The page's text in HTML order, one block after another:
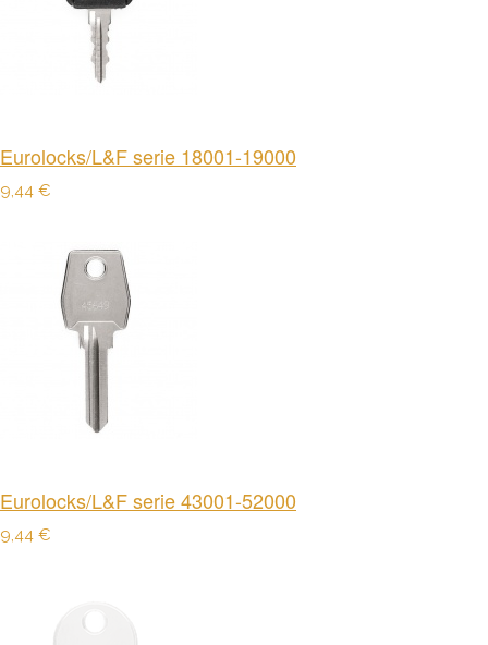
Eurolocks/L&F serie 18001-19000
9,44 €
Eurolocks/L&F serie 43001-52000
9,44 €